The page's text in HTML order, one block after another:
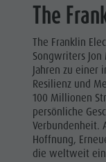
The
The Franklin
Songwriters
Jahren zu einer
Resilienz und
100 Millionen
persönliche
Verbundenheit.
Hoffnung,
die weltweit ein